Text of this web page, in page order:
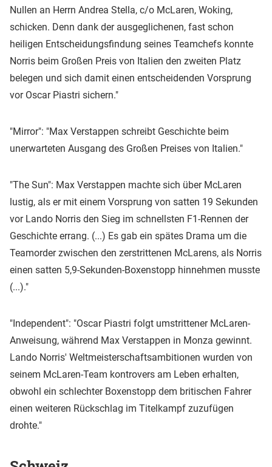
Nullen an Herrn Andrea Stella, c/o McLaren, Woking,
schicken. Denn dank der ausgeglichenen, fast schon
heiligen Entscheidungsfindung seines Teamchefs konnte
Norris beim Großen Preis von Italien den zweiten Platz
belegen und sich damit einen entscheidenden Vorsprung
vor Oscar Piastri sichern."
"Mirror": "Max Verstappen schreibt Geschichte beim
unerwarteten Ausgang des Großen Preises von Italien."
"The Sun": Max Verstappen machte sich über McLaren
lustig, als er mit einem Vorsprung von satten 19 Sekunden
vor Lando Norris den Sieg im schnellsten F1-Rennen der
Geschichte errang. (...) Es gab ein spätes Drama um die
Teamorder zwischen den zerstrittenen McLarens, als Norris
einen satten 5,9-Sekunden-Boxenstopp hinnehmen musste
(...)."
"Independent": "Oscar Piastri folgt umstrittener McLaren-
Anweisung, während Max Verstappen in Monza gewinnt.
Lando Norris' Weltmeisterschaftsambitionen wurden von
seinem McLaren-Team kontrovers am Leben erhalten,
obwohl ein schlechter Boxenstopp dem britischen Fahrer
einen weiteren Rückschlag im Titelkampf zuzufügen
drohte."